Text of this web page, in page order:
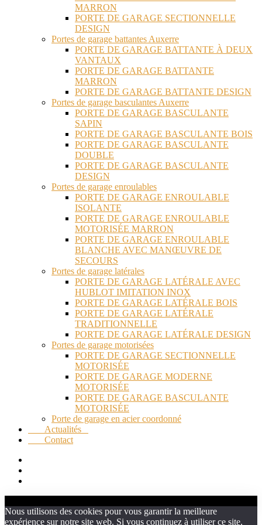
MARRON
PORTE DE GARAGE SECTIONNELLE
DESIGN
Portes de garage battantes Auxerre
PORTE DE GARAGE BATTANTE À DEUX
VANTAUX
PORTE DE GARAGE BATTANTE
MARRON
PORTE DE GARAGE BATTANTE DESIGN
Portes de garage basculantes Auxerre
PORTE DE GARAGE BASCULANTE
SAPIN
PORTE DE GARAGE BASCULANTE BOIS
PORTE DE GARAGE BASCULANTE
DOUBLE
PORTE DE GARAGE BASCULANTE
DESIGN
Portes de garage enroulables
PORTE DE GARAGE ENROULABLE
ISOLANTE
PORTE DE GARAGE ENROULABLE
MOTORISÉE MARRON
PORTE DE GARAGE ENROULABLE
BLANCHE AVEC MANŒUVRE DE
SECOURS
Portes de garage latérales
PORTE DE GARAGE LATÉRALE AVEC
HUBLOT IMITATION INOX
PORTE DE GARAGE LATÉRALE BOIS
PORTE DE GARAGE LATÉRALE
TRADITIONNELLE
PORTE DE GARAGE LATÉRALE DESIGN
Portes de garage motorisées
PORTE DE GARAGE SECTIONNELLE
MOTORISÉE
PORTE DE GARAGE MODERNE
MOTORISÉE
PORTE DE GARAGE BASCULANTE
MOTORISÉE
Porte de garage en acier coordonné
Actualités
Contact
Nous utilisons des cookies pour vous garantir la meilleure
expérience sur notre site web. Si vous continuez à utiliser ce site,